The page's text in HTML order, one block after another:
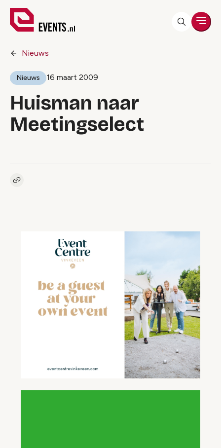
Nieuws
Nieuws 16 maart 2009
Huisman naar
Meetingselect
Kopieer link naar artikel